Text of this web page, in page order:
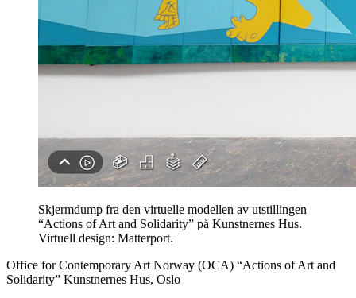
Skjermdump fra den virtuelle modellen av utstillingen
“Actions of Art and Solidarity” på Kunstnernes Hus.
Virtuell design: Matterport.
Office for Contemporary Art Norway (OCA) “Actions of Art and
Solidarity” Kunstnernes Hus, Oslo